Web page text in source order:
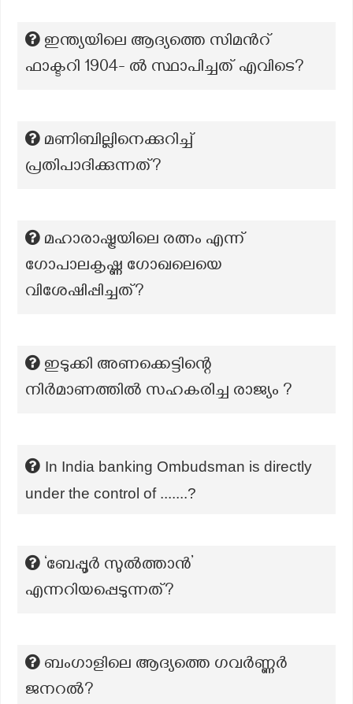
ഇന്ത്യയിലെ ആദ്യത്തെ സിമൻറ്
ഫാക്ടറി 1904- ൽ സ്ഥാപിച്ചത് എവിടെ?
മണിബില്ലിനെക്കുറിച്ച്
പ്രതിപാദിക്കുന്നത്?
മഹാരാഷ്ട്രയിലെ രത്നം എന്ന്
ഗോപാലകൃഷ്ണ ഗോഖലെയെ
വിശേഷിപ്പിച്ചത്?
ഇടുക്കി അണക്കെട്ടിന്റെ
നിർമാണത്തിൽ സഹകരിച്ച രാജ്യം ?
In India banking Ombudsman is directly
under the control of .......?
‘ബേപ്പൂർ സുൽത്താൻ’
എന്നറിയപ്പെടുന്നത്?
ബംഗാളിലെ ആദ്യത്തെ ഗവർണ്ണർ
ജനറൽ?